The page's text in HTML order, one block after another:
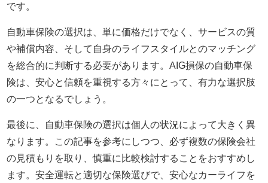
です。
自動車保険の選択は、単に価格だけでなく、サービスの質
や補償内容、そして自身のライフスタイルとのマッチング
を総合的に判断する必要があります。AIG損保の自動車保
険は、安心と信頼を重視する方々にとって、有力な選択肢
の一つとなるでしょう。
最後に、自動車保険の選択は個人の状況によって大きく異
なります。この記事を参考にしつつ、必ず複数の保険会社
の見積もりを取り、慎重に比較検討することをおすすめし
ます。安全運転と適切な保険選びで、安心なカーライフを